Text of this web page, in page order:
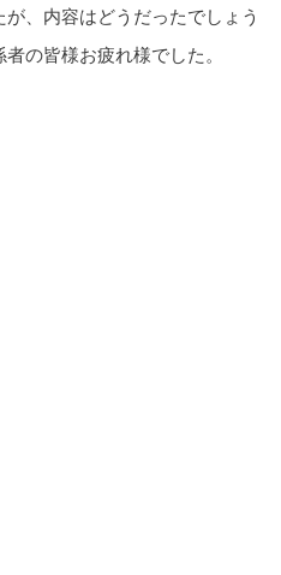
、内容はどうだったでしょう
の皆様お疲れ様でした。